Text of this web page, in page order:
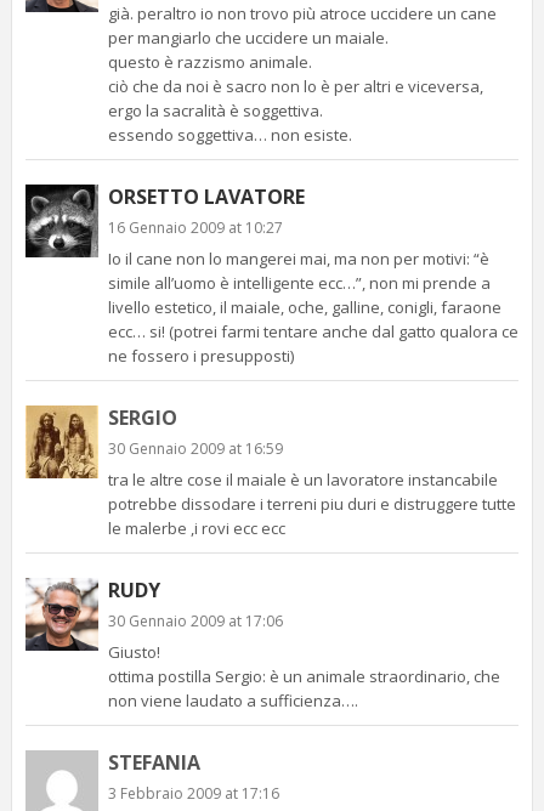
già. peraltro io non trovo più atroce uccidere un cane
per mangiarlo che uccidere un maiale.
questo è razzismo animale.
ciò che da noi è sacro non lo è per altri e viceversa,
ergo la sacralità è soggettiva.
essendo soggettiva… non esiste.
ORSETTO LAVATORE
16 Gennaio 2009 at 10:27
Io il cane non lo mangerei mai, ma non per motivi: “è
simile all’uomo è intelligente ecc…”, non mi prende a
livello estetico, il maiale, oche, galline, conigli, faraone
ecc… si! (potrei farmi tentare anche dal gatto qualora ce
ne fossero i presupposti)
SERGIO
30 Gennaio 2009 at 16:59
tra le altre cose il maiale è un lavoratore instancabile
potrebbe dissodare i terreni piu duri e distruggere tutte
le malerbe ,i rovi ecc ecc
RUDY
30 Gennaio 2009 at 17:06
Giusto!
ottima postilla Sergio: è un animale straordinario, che
non viene laudato a sufficienza….
STEFANIA
3 Febbraio 2009 at 17:16